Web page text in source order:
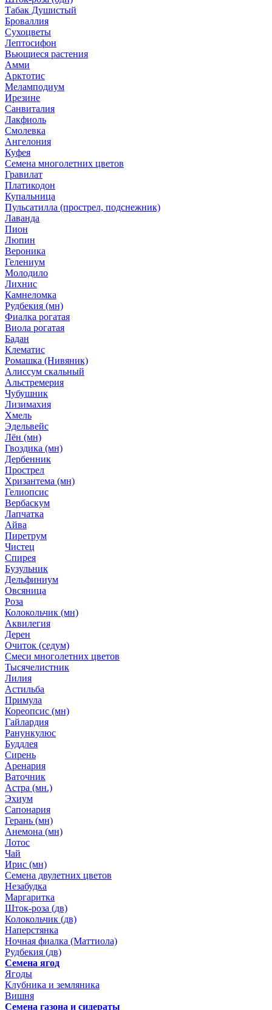
Табак Душистый
Броваллия
Сухоцветы
Лептосифон
Вьющиеся растения
Амми
Арктотис
Меламподиум
Ирезине
Санвиталия
Лакфиоль
Смолевка
Ангелония
Куфея
Семена многолетних цветов
Гравилат
Платикодон
Купальница
Пульсатилла (прострел, подснежник)
Лаванда
Пион
Люпин
Вероника
Гелениум
Молодило
Лихнис
Камнеломка
Рудбекия (мн)
Фиалка рогатая
Виола рогатая
Бадан
Клематис
Ромашка (Нивяник)
Алиссум скальный
Альстремерия
Чубушник
Лизимахия
Хмель
Эдельвейс
Лён (мн)
Гвоздика (мн)
Дербенник
Прострел
Хризантема (мн)
Гелиопсис
Вербаскум
Лапчатка
Айва
Пиретрум
Чистец
Спирея
Бузульник
Дельфиниум
Овсяница
Роза
Колокольчик (мн)
Аквилегия
Дерен
Очиток (седум)
Смеси многолетних цветов
Тысячелистник
Лилия
Астильба
Примула
Кореопсис (мн)
Гайлардия
Ранункулюс
Буддлея
Сирень
Аренария
Ваточник
Астра (мн.)
Эхиум
Сапонария
Герань (мн)
Анемона (мн)
Лотос
Чай
Ирис (мн)
Семена двулетних цветов
Незабудка
Маргаритка
Шток-роза (дв)
Колокольчик (дв)
Наперстянка
Ночная фиалка (Маттиола)
Рудбекия (дв)
Семена ягод
Ягоды
Клубника и земляника
Вишня
Семена газона и сидераты